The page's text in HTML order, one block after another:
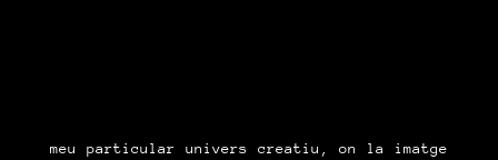
meu particular univers creatiu, on la imatge